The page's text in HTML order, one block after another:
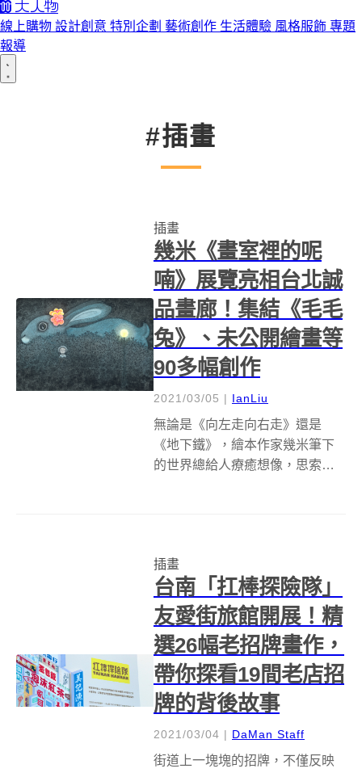
線上購物 設計創意 特別企劃 藝術創作 生活體驗 風格服飾 專題
報導
#插畫
插畫
幾米《畫室裡的呢
喃》展覽亮相台北誠
品畫廊！集結《毛毛
兔》、未公開繪畫等
90多幅創作
2021/03/05 | IanLiu
無論是《向左走向右走》還是
《地下鐵》，繪本作家幾米筆下
的世界總給人療癒想像，思索著
《幾米──畫室裡的呢喃》，精選
90餘件...
插畫
台南「扛棒探險隊」
友愛街旅館開展！精
選26幅老招牌畫作，
帶你探看19間老店招
牌的背後故事
2021/03/04 | DaMan Staff
街道上一塊塊的招牌，不僅反映